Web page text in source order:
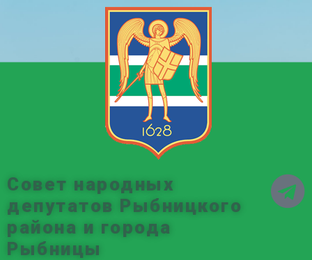
Совет народных
депутатов Рыбницкого
района и города
Рыбницы